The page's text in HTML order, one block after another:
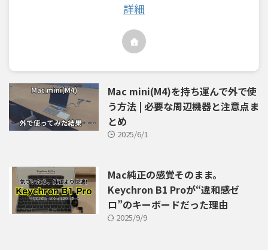
詳細
Mac mini(M4)を持ち運んで外で使
う方法 | 必要な周辺機器と注意点ま
とめ
2025/6/1
Mac純正の感覚そのまま。
Keychron B1 Proが“違和感ゼ
ロ”のキーボードだった理由
2025/9/9